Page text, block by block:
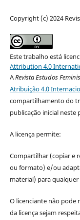
Copyright (c) 2024
Este trabalho está
Attribution 4.0
ARevista Estudos
Atribuição 4.0
compartilhamento do
publicação inicial neste
A licença permite:
Compartilhar (copiar e
ou formato) e/ou
material) para
O licenciante não pode
da licença sejam